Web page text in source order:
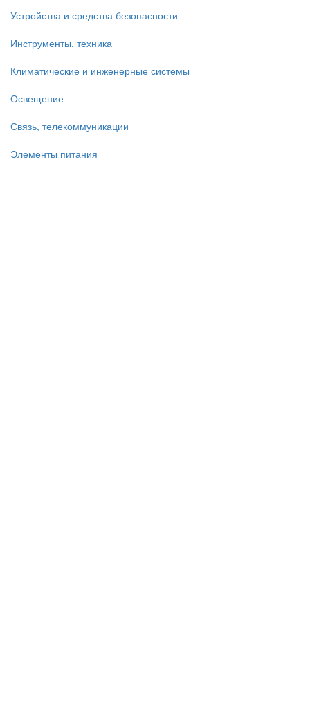
Устройства и средства безопасности
Инструменты, техника
Климатические и инженерные системы
Освещение
Связь, телекоммуникации
Элементы питания